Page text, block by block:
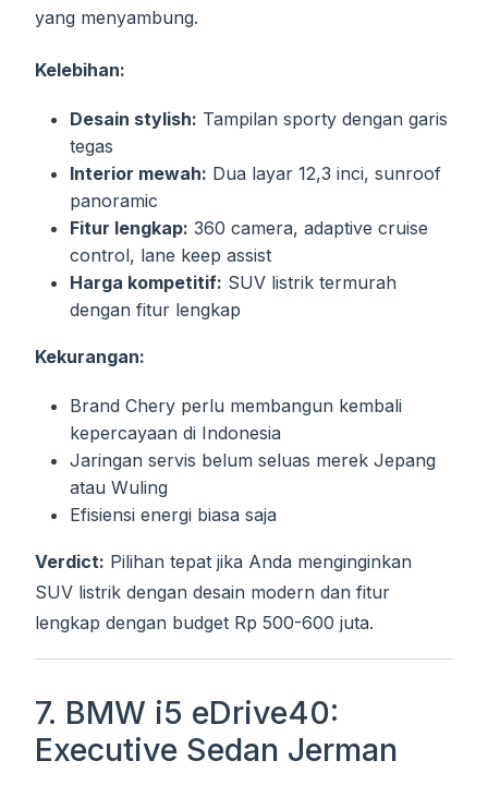
yang menyambung.
Kelebihan:
Desain stylish: Tampilan sporty dengan garis
tegas
Interior mewah: Dua layar 12,3 inci, sunroof
panoramic
Fitur lengkap: 360 camera, adaptive cruise
control, lane keep assist
Harga kompetitif: SUV listrik termurah
dengan fitur lengkap
Kekurangan:
Brand Chery perlu membangun kembali
kepercayaan di Indonesia
Jaringan servis belum seluas merek Jepang
atau Wuling
Efisiensi energi biasa saja
Verdict: Pilihan tepat jika Anda menginginkan
SUV listrik dengan desain modern dan fitur
lengkap dengan budget Rp 500-600 juta.
7. BMW i5 eDrive40:
Executive Sedan Jerman